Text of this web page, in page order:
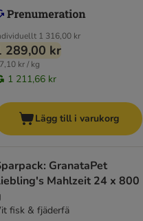
1 316,00 kr
289,00 kr
kr / kg
1 211,66 kr
Lägg till i varukorg
GranataPet
Mahlzeit 24 x 800
fisk & fjäderfä